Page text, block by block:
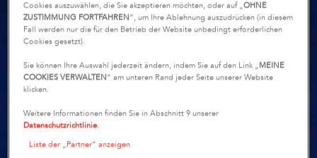
Cookies auszuwählen, die Sie akzeptieren möchten, oder auf „OHNE
ZUSTIMMUNG FORTFAHREN“, um Ihre Ablehnung auszudrücken (in diesem
Fall werden nur die für den Betrieb der Website unbedingt erforderlichen
Cookies gesetzt).
Sie können Ihre Auswahl jederzeit ändern, indem Sie auf den Link „MEINE
COOKIES VERWALTEN“ am unteren Rand jeder Seite unserer Website
klicken.
Weitere Informationen finden Sie in Abschnitt 9 unserer
Datenschutzrichtlinie.
Liste der „Partner“ anzeigen